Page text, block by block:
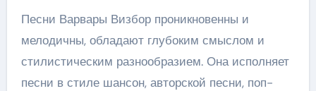
Песни Варвары Визбор проникновенны и
мелодичны, обладают глубоким смыслом и
стилистическим разнообразием. Она исполняет
песни в стиле шансон, авторской песни, поп-